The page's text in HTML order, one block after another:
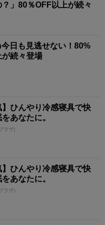
」80％OFF以上が続々
日も見逃せない！80%
が続々登場
】ひんやり冷感寝具で快
あなたに。
ラザ)
】ひんやり冷感寝具で快
あなたに。
ラザ)